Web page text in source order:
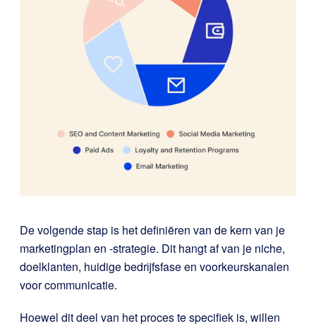
De volgende stap is het definiëren van de kern van je
marketingplan en -strategie. Dit hangt af van je niche,
doelklanten, huidige bedrijfsfase en voorkeurskanalen
voor communicatie.
Hoewel dit deel van het proces te specifiek is, willen